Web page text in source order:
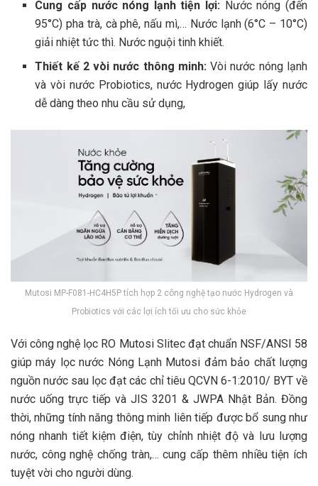
Cung cấp nước nóng lạnh tiện lợi: Nước nóng (đến
95°C) pha trà, cà phê, nấu mì,… Nước lạnh (6°C – 10°C)
giải nhiệt tức thì. Nước nguội tinh khiết.
Thiết kế 2 vòi nước thông minh:Vòi nước nóng lạnh
và vòi nước Probiotics, nước Hydrogen giúp lấy nước
dễ dàng theo nhu cầu sử dụng,
Mutosi MP-F081-HC4H5P tích hợp 2 công nghệ tạo nước Hydrogen và
Probiotics với các lợi ích tối ưu cho sức khỏe
Với công nghệ lọc RO Mutosi Slitec đạt chuẩn NSF/ANSI 58
giúp máy lọc nước Nóng Lạnh Mutosi đảm bảo chất lượng
nguồn nước sau lọc đạt các chỉ tiêu QCVN 6-1:2010/ BYT về
nước uống trực tiếp và JIS 3201 & JWPA Nhật Bản. Đồng
thời, những tính năng thông minh liên tiếp được bổ sung như
nóng nhanh tiết kiệm điện, tùy chỉnh nhiệt độ và lưu lượng
nước, công nghệ chống tràn,… cung cấp thêm nhiều tiện ích
tuyệt vời cho người dùng.